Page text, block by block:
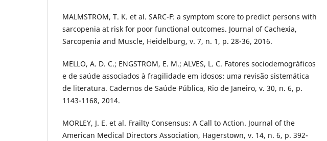
MALMSTROM, T. K. et al. SARC-F: a symptom score to predict persons with
sarcopenia at risk for poor functional outcomes. Journal of Cachexia,
Sarcopenia and Muscle, Heidelburg, v. 7, n. 1, p. 28-36, 2016.
MELLO, A. D. C.; ENGSTROM, E. M.; ALVES, L. C. Fatores sociodemográficos
e de saúde associados à fragilidade em idosos: uma revisão sistemática
de literatura. Cadernos de Saúde Pública, Rio de Janeiro, v. 30, n. 6, p.
1143-1168, 2014.
MORLEY, J. E. et al. Frailty Consensus: A Call to Action. Journal of the
American Medical Directors Association, Hagerstown, v. 14, n. 6, p. 392-